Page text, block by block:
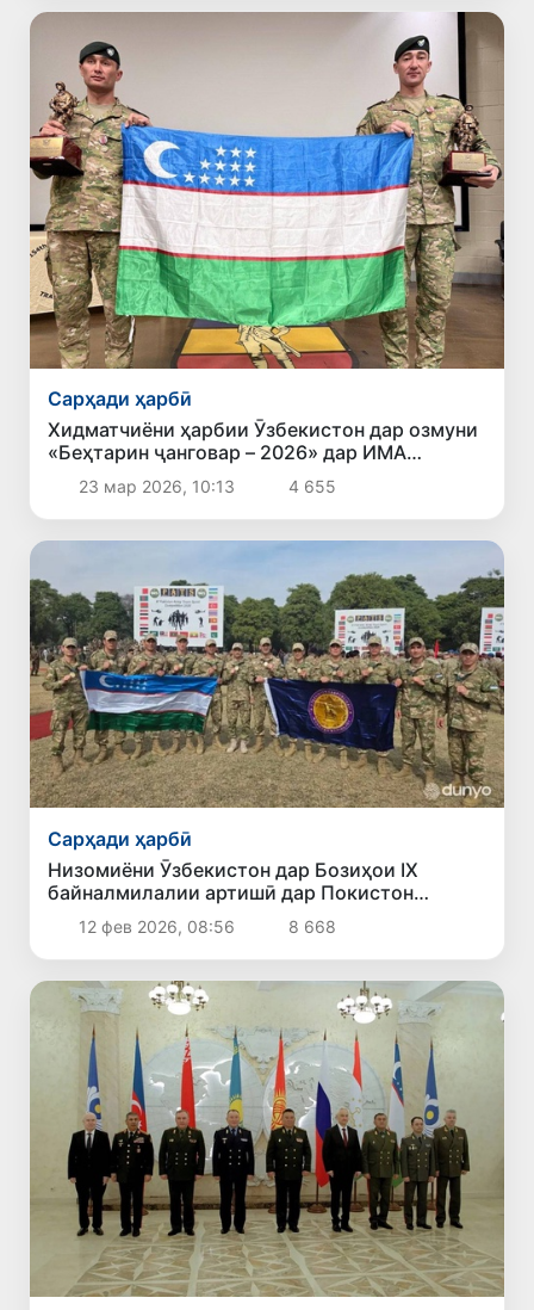
Сарҳади ҳарбӣ
Хидматчиёни ҳарбии Ӯзбекистон дар озмуни
«Беҳтарин ҷанговар – 2026» дар ИМА
натиҷаҳои рекордӣ нишон дода, пирӯз
шуданд
23 мар 2026, 10:13 4 655
Сарҳади ҳарбӣ
Низомиёни Ӯзбекистон дар Бозиҳои IX
байналмилалии артишӣ дар Покистон
медали тилло ба даст оварданд
12 фев 2026, 08:56 8 668